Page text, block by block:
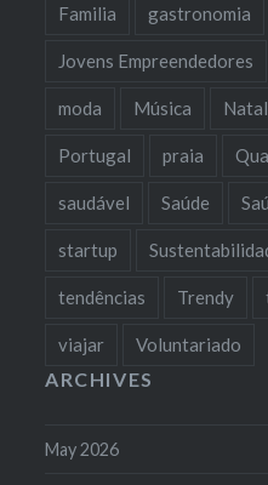
Familia gastronomia
Jovens Empreendedores
moda Música Natal
Portugal praia
saudável Saúde
startup
tendências Trendy
viajar Voluntariado
ARCHIVES
May 2026